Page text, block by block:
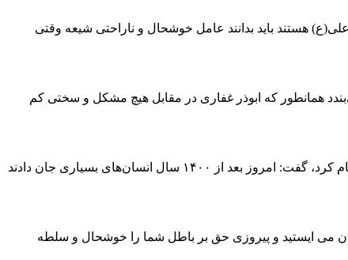
هستند باید بدانند عامل خوشحال و ناراحتی شیعه وقتی
همانطور که ابوذر غفاری در مقابل هیچ مشکل و سختی کم
وی با اشاره به اینکه امام خمینی(ره) در شرایط آن زمان که قدرت جهنمی فرعونی بر کشور حاکم بود بدون هیچ ترسی و با ایمان به خداوند قیام کرد، گفت: امروز بعد از ۱۴۰۰ سال انسان‌های بسیاری جان دادند
می ایستید و پیروزی حق بر باطل شما را خوشحال و سلطه